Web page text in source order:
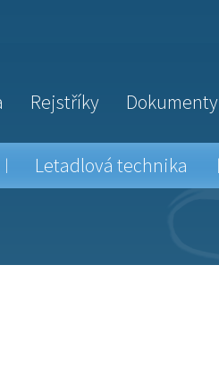
Rejstříky Dokumenty
Letadlová technika